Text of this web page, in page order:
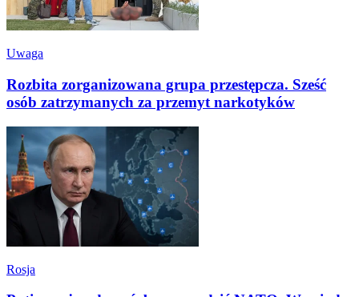
Uwaga
Rozbita zorganizowana grupa przestępcza. Sześć
osób zatrzymanych za przemyt narkotyków
Rosja